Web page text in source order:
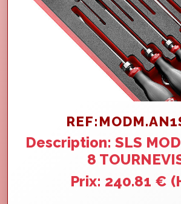
Description: SLS MOD
8 TOURNEVIS
Prix: 240.81 €